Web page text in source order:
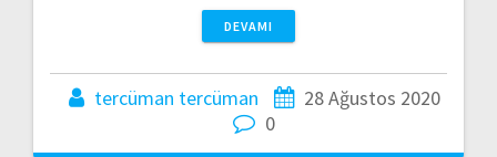
DEVAMI
tercüman tercüman
28 Ağustos 2020
0